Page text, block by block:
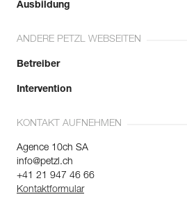
Ausbildung
ANDERE PETZL WEBSEITEN
Betreiber
Intervention
KONTAKT AUFNEHMEN
Agence 10ch SA
info@petzl.ch
+41 21 947 46 66
Kontaktformular